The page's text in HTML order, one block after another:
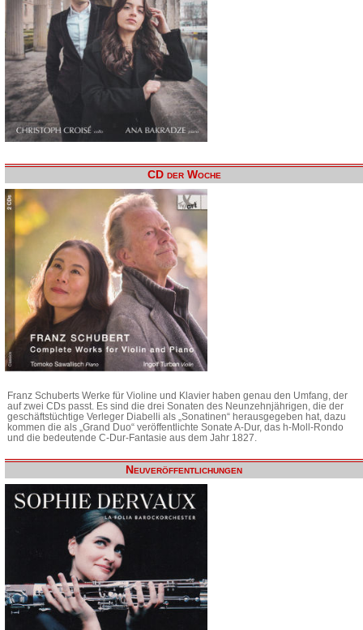
CD der Woche
Franz Schuberts Werke für Violine und Klavier haben genau den Umfang, der
auf zwei CDs passt. Es sind die drei Sonaten des Neunzehnjährigen, die der
geschäftstüchtige Verleger Diabelli als „Sonatinen“ herausgegeben hat, dazu
kommen die als „Grand Duo“ veröffentlichte Sonate A-Dur, das h-Moll-Rondo
und die bedeutende C-Dur-Fantasie aus dem Jahr 1827.
Neuveröffentlichungen